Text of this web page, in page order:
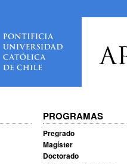
PROGRAMAS
Pregrado
Magíster
Doctorado